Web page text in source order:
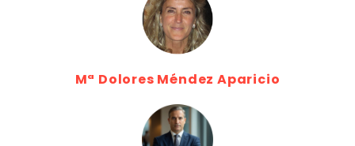
Mª Dolores Méndez Aparicio